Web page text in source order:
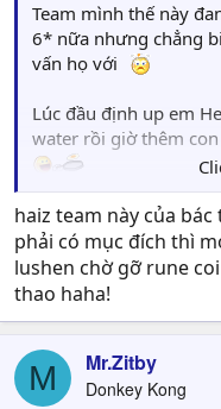
Team mình thế này
6* nữa nhưng chẳng
vấn họ với
Lúc đầu định up em
water rồi giờ thêm
Hay up joker wind
Hay up cho con
nó để đánh arena đi
Mình cũng đủ nguyên
nhưng thấy con này
haiz team này của
phải có mục đích thì
lushen chờ gỡ rune
thao haha!
M Mr.Zitby
Donkey Kong